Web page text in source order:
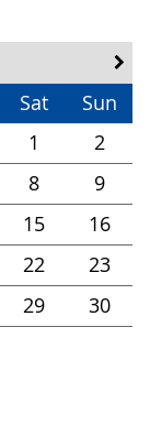
Sat
Sun
1
2
8
9
15
16
22
23
29 30